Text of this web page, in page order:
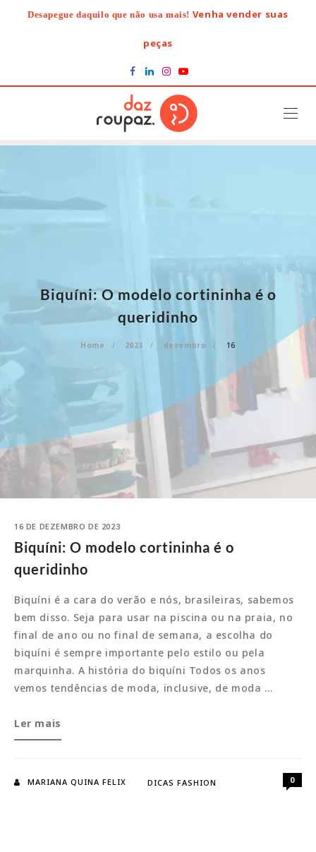
Desapegue daquilo que não usa mais! Venha vender suas
peças
Biquíni: O modelo cortininha é o
queridinho
Home 2023 dezembro 16
16 DE DEZEMBRO DE 2023
Biquíni: O modelo cortininha é o
queridinho
Biquíni é a cara do verão e nós, brasileiras, sabemos
bem disso. Seja para usar na piscina ou na praia, no
final de ano ou no final de semana, a escolha do
biquíni é sempre importante pelo estilo ou pela
marquinha. A história do biquíni Todos os anos
vemos tendências de moda, inclusive, de moda …
Biquíni:
O
cortininha
Ler mais
MARIANA QUINA FELIX DICAS FASHION 0